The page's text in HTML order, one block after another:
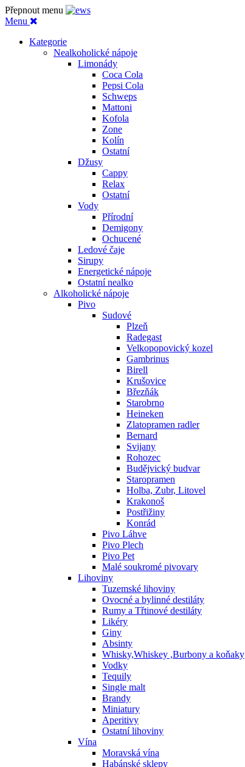
Přepnout menu
Menu
Kategorie
Nealkoholické nápoje
Limonády
Coca Cola
Pepsi Cola
Schweps
Mattoni
Kofola
Zone
Kolín
Ostatní
Džusy
Cappy
Relax
Ostatní
Vody
Přírodní
Demigony
Ochucené
Ledové čaje
Sirupy
Energetické nápoje
Ostatní nealko
Alkoholické nápoje
Pivo
Sudové
Plzeň
Radegast
Velkopopovický kozel
Gambrinus
Birell
Krušovice
Březňák
Starobrno
Heineken
Zlatopramen radler
Bernard
Svijany
Rohozec
Budějvický budvar
Staropramen
Holba, Zubr, Litovel
Krakonoš
Postřižiny
Konrád
Pivo Láhve
Pivo Plech
Pivo Pet
Malé soukromé pivovary
Lihoviny
Tuzemské lihoviny
Ovocné a bylinné destiláty
Rumy a Třtinové destiláty
Likéry
Giny
Absinty
Whisky,Whiskey ,Burbony a koňaky
Vodky
Tequily
Single malt
Brandy
Miniatury
Aperitivy
Ostatní lihoviny
Vína
Moravská vína
Habánské sklepy